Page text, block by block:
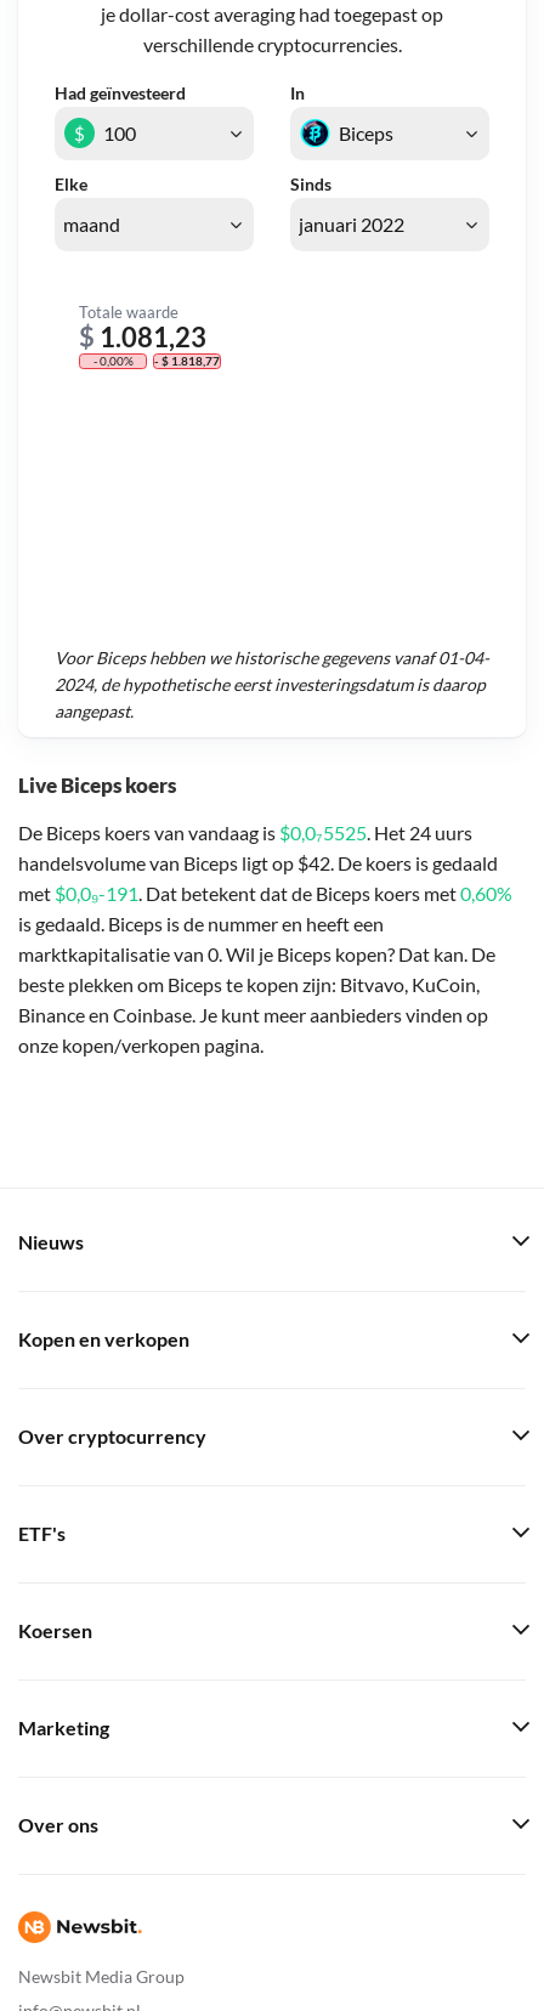
Live Biceps koers
De Biceps koers van vandaag is $0,0₇5525. Het 24 uurs
handelsvolume van Biceps ligt op $42. De koers is gedaald
met $0,0₉-191. Dat betekent dat de Biceps koers met0,60%
is gedaald. Biceps is de nummer en heeft een
marktkapitalisatie van 0. Wil je Biceps kopen? Dat kan. De
beste plekken om Biceps te kopen zijn: Bitvavo, KuCoin,
Binance en Coinbase. Je kunt meer aanbieders vinden op
onze kopen/verkopen pagina.
je dollar-cost averaging had toegepast op
verschillende cryptocurrencies.
Had geïnvesteerd In
Elke Sinds
$
Totale waarde
$ 1.081,23
- 0,00% - $ 1.818,77
VoorBicepshebben we historische gegevens vanaf01-04-
2024, de hypothetische eerst investeringsdatum is daarop
aangepast.
Newsbit Media Group
Nieuws
Kopen en verkopen
Over cryptocurrency
ETF's
Koersen
Marketing
Over ons